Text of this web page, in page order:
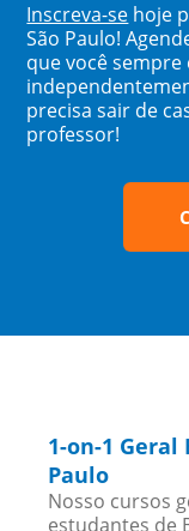
Inscreva-se hoje
São Paulo!
que você
precisa sair de
professor!
1-on-1 Geral
Paulo
Nosso cursos
estudantes de